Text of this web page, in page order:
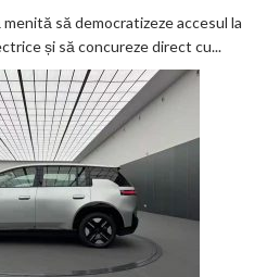
Viitorul
avea
să democratizeze accesul la
și să concureze direct cu...